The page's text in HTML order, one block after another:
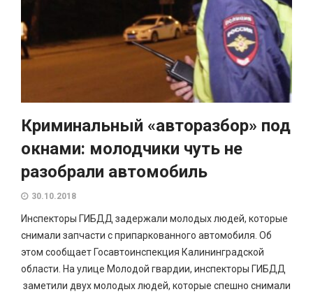
Криминальный «авторазбор» под
окнами: молодчики чуть не
разобрали автомобиль
30.10.2018
Инспекторы ГИБДД задержали молодых людей, которые
снимали запчасти с припаркованного автомобиля. Об
этом сообщает Госавтоинспекция Калининградской
области. На улице Молодой гвардии, инспекторы ГИБДД
заметили двух молодых людей, которые спешно снимали